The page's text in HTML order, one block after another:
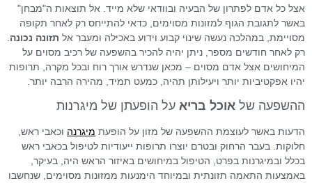
אצל כל אדם לפתרון של הבעיה ובוודאי שלא מייד. אל תוצאות ה"מבחן"
באשר לתגובת הגוף למזונות מסוימים, כדאי להתייחס רק לאחר תקופה
מסויימת, במהלכה נעשה שינוי קבוע וידוע באכילה ומעבר אל תזונה נכונה
רק לאחר חודשים מספר, ניתן יהיה להכיר בהשפעה של רכיב מסוים על
המיחושים אצל אדם מסוים – מכאן שנדרש אורך רוח ובכל מקרה, תרופות
יהיו אפקטיביות יותר ויעילותן תהיה, כמעט תמיד, מהירה הרבה יותר.
ההשפעה של אוכל בריא על הופעתן של מיגרנות
הדעות באשר לעוצמת ההשפעה של מזון על הופעת מיגרנה וכאבי ראש,
חלוקות. בעבר הרחוק ובטרם יוצרו תרופות ייעודיות לטיפול בכאבי ראש
בכלל ובמיגרנות בפרט, הטיפול במיחושים באיזור הראש היה, בעיקר,
באמצעות התאמה תזונתית ובמיוחד הימנעות ממזונות מסוימים, שנחשבו